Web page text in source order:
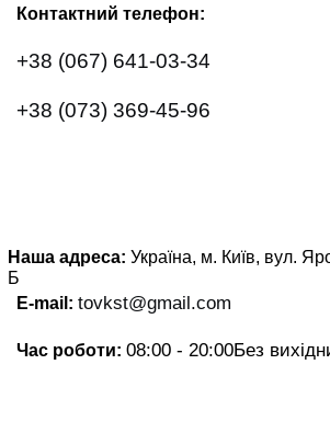
Контактний телефон:
+38 (067) 641-03-34
+38 (073) 369-45-96
Наша адреса: Україна, м. Київ, вул.
Б
E-mail: tovkst@gmail.com
Час роботи: 08:00 - 20:00Без